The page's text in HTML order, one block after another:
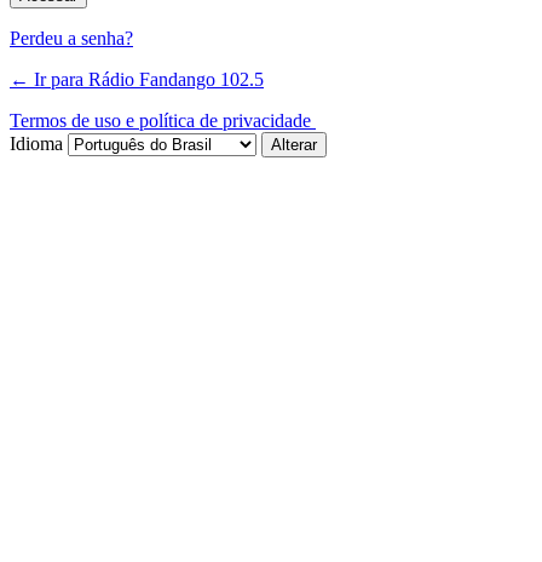
Perdeu a senha?
← Ir para Rádio Fandango 102.5
Termos de uso e política de privacidade
Idioma